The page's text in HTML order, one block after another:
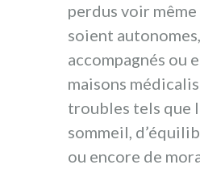
perdus voir même
soient autonomes,
accompagnés ou
maisons
troubles tels que
sommeil,
ou encore de